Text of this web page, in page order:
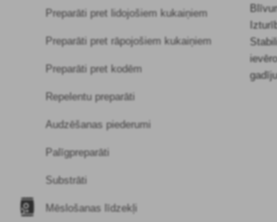
Preparāti pret lidojošiem kukaiņiem
Preparāti pret rāpojošiem kukaiņiem
Preparāti pret kodēm
Repelentu preparāti
Audzēšanas piederumi
Palīgpreparāti
Substrāti
Mēslošanas līdzekļi